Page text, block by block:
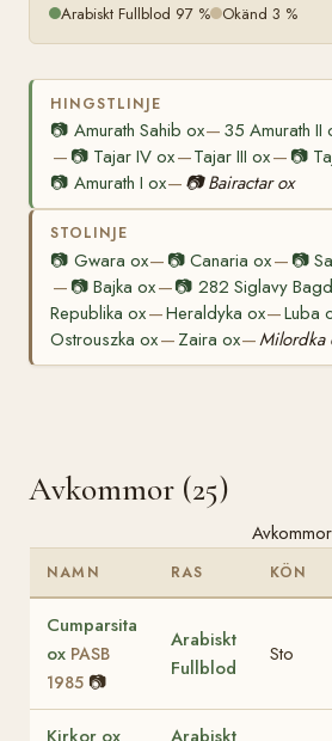
Arabiskt Fullblod 97 % Okänd 3 %
HINGSTLINJE
📷 Amurath Sahib ox— 35 Amurath II
— 📷 Tajar IV ox—Tajar III ox— 📷
📷 Amurath I ox— 📷 Bairactar ox
STOLINJE
📷 Gwara ox— 📷Canaria ox— 📷
— 📷Bajka ox—📷 282 Siglavy
Republika ox—Heraldyka ox—Luba
Ostrouszka ox— Zaira ox—Milordka
Avkommor (25)
Avkommor
NAMN RAS KÖN
Cumparsita
ox PASB
1985 📷
Arabiskt
Fullblod
Sto